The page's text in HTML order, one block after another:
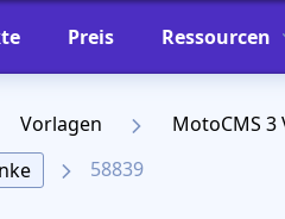
Preis Ressourcen
Vorlagen
MotoCMS 3
58839